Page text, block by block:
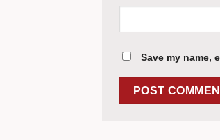
Save my name,